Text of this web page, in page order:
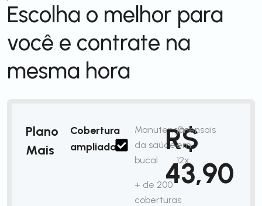
Escolha o melhor para
você e contrate na
mesma hora
Plano
Mais
Cobertura
ampliada
Manutenção
da saúde
bucal
+ de 200
coberturas
R$
43,90
/mensais
em
12x